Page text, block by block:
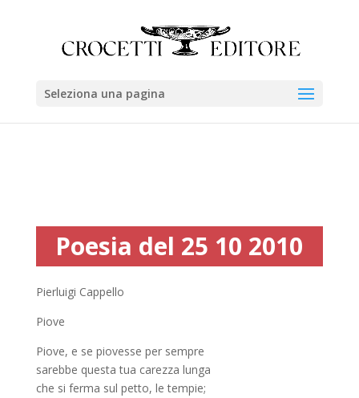
Seleziona una pagina
Poesia del 25 10 2010
Pierluigi Cappello
Piove
Piove, e se piovesse per sempre
sarebbe questa tua carezza lunga
che si ferma sul petto, le tempie;